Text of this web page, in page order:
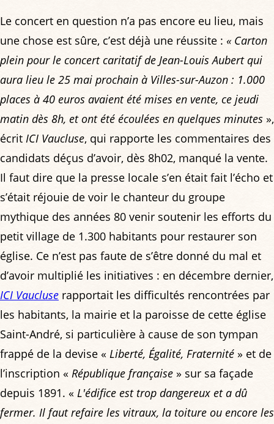
Le concert en question n’a pas encore eu lieu, mais
une chose est sûre, c’est déjà une réussite : « Carton
plein pour le concert caritatif de Jean-Louis Aubert qui
aura lieu le 25 mai prochain à Villes-sur-Auzon : 1.000
places à 40 euros avaient été mises en vente, ce jeudi
matin dès 8h, et ont été écoulées en quelques minutes »,
écrit ICI Vaucluse, qui rapporte les commentaires des
candidats déçus d’avoir, dès 8h02, manqué la vente.
Il faut dire que la presse locale s’en était fait l’écho et
s’était réjouie de voir le chanteur du groupe
mythique des années 80 venir soutenir les efforts du
petit village de 1.300 habitants pour restaurer son
église. Ce n’est pas faute de s’être donné du mal et
d’avoir multiplié les initiatives : en décembre dernier,
ICI Vaucluse rapportait les difficultés rencontrées par
les habitants, la mairie et la paroisse de cette église
Saint-André, si particulière à cause de son tympan
frappé de la devise « Liberté, Égalité, Fraternité » et de
l’inscription « République française » sur sa façade
depuis 1891. « L'édifice est trop dangereux et a dû
fermer. Il faut refaire les vitraux, la toiture ou encore les